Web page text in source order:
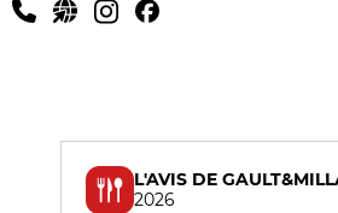
L'AVIS DE
2026